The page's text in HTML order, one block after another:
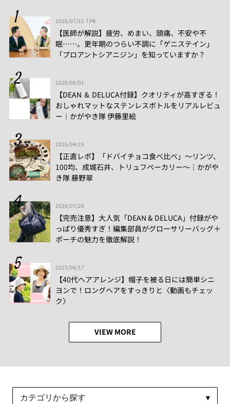
2026/07/15 PR
【医師が解説】疲労、めまい、頭痛、不安や不
眠……。更年期のつらい不調に「ゲニステイン」
「プロアントシアニジン」を知っていますか？
2026/08/01
【DEAN ＆ DELUCA付録】クオリティが高すぎる！
おしゃれマットなステンレスボトルをリアルレビュ
ー│かがやき隊 伊藤里絵
2026/04/19
【正直レポ】「ドバイチョコ食べ比べ」～リンツ、
100均、成城石井、トリュフベーカリー～｜かがや
き隊 藤野翠
2026/07/28
【完売注意】大人気「DEAN & DELUCA」付録がや
っぱり優秀すぎ！編集部員がグローサリーバッグ＋
ポーチの魅力を徹底解説！
2025/06/17
【40代ヘアアレンジ】帽子を被る日には簡単シニ
ヨンで！ロングヘアをすっきりと〈動画もチェッ
ク〉
VIEW MORE